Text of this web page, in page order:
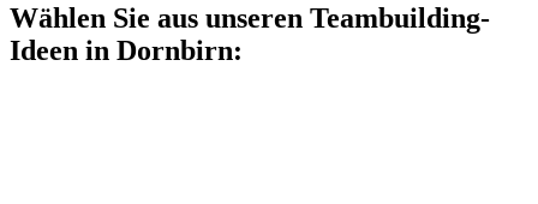
Wählen Sie aus unseren Teambuilding-
Ideen in Dornbirn: